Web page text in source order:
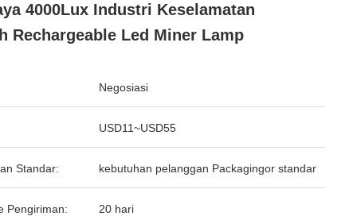
4000Lux Industri Keselamatan
Rechargeable Led Miner Lamp
Negosiasi
USD11~USD55
Standar: kebutuhan pelanggan Packagingor standar
Pengiriman: 20 hari